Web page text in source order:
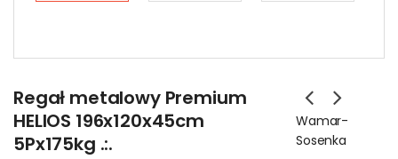
Regał metalowy Premium
HELIOS 196x120x45cm
5Px175kg .:.
Wamar-
Sosenka